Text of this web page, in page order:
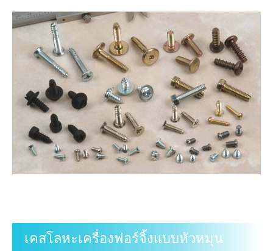
เคสโลหะเครื่องฟอร์จิ้งแบบหัวหมุน